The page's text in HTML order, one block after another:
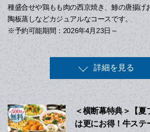
種盛合せや鶏もも肉の西京焼き、鯵の唐揚げ
陶板蒸しなどカジュアルなコースです。
※予約可能期間：2026年4月23日～
詳細を見る
＜横断幕特典＞【
は更にお得！牛ステ